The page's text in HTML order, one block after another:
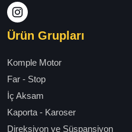
Ürün Grupları
Komple Motor
Far - Stop
İç Aksam
Kaporta - Karoser
Direksiyon ve Süspansiyon